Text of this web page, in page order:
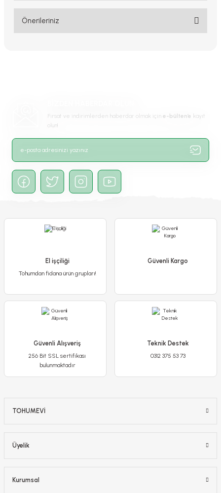
Önerileriniz
Ürün bilgilerinde hatalar bulunuyor.
Bu ürüne benzer farklı alternatifler olmalı.
Fırsat ve indirimlerden haberdar olmak için e-bülten’e kayıt
olun!
El işçiliği
Tohumdan fidana ürün grupları!
Güvenli Kargo
Güvenli Alışveriş
256 Bit SSL sertifikası
bulunmaktadır
Teknik Destek
0312 375 53 73
TOHUMEVİ
Üyelik
Kurumsal